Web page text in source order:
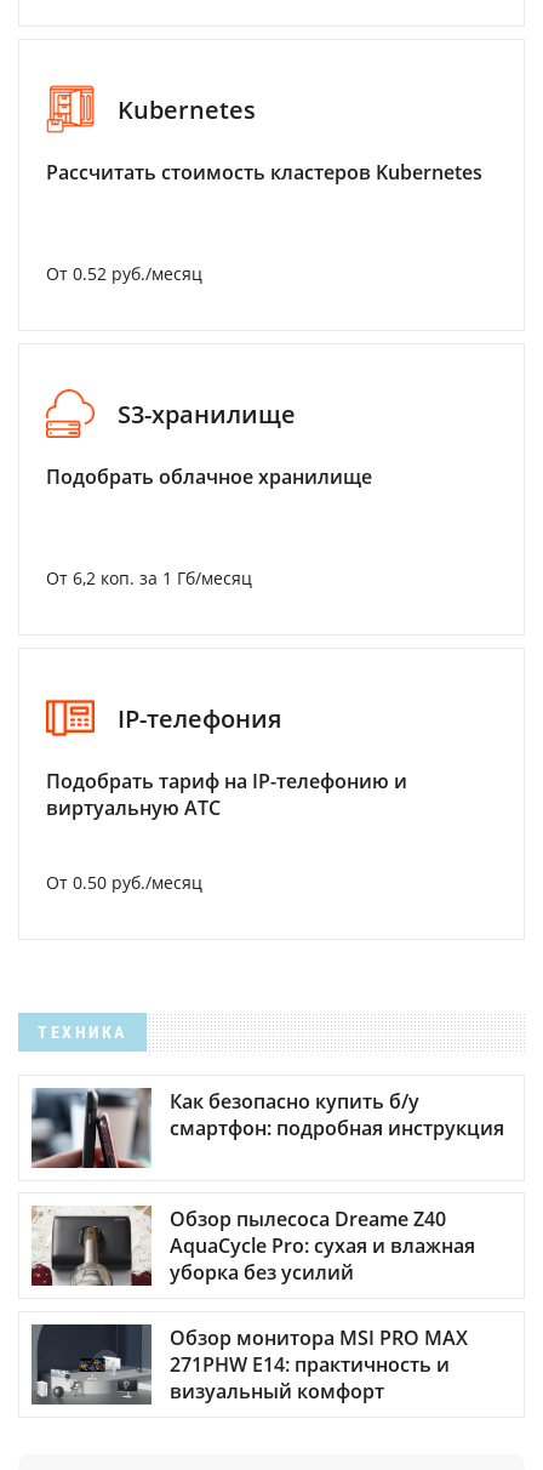
Kubernetes
Рассчитать стоимость кластеров Kubernetes
От 0.52 руб./месяц
S3-хранилище
Подобрать облачное хранилище
От 6,2 коп. за 1 Гб/месяц
IP-телефония
Подобрать тариф на IP-телефонию и
виртуальную АТС
От 0.50 руб./месяц
ТЕХНИКА
Как безопасно купить б/у
смартфон: подробная инструкция
Обзор пылесоса Dreame Z40
AquaCycle Pro: сухая и влажная
уборка без усилий
Обзор монитора MSI PRO MAX
271PHW E14: практичность и
визуальный комфорт